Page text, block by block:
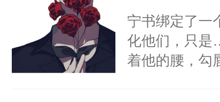
宁书绑定了一
化他们，只是
着他的腰，勾